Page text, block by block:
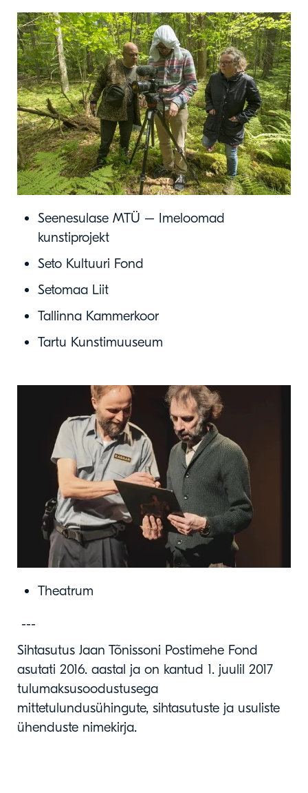
Seenesulase MTÜ – Imeloomad
kunstiprojekt
Seto Kultuuri Fond
Setomaa Liit
Tallinna Kammerkoor
Tartu Kunstimuuseum
Theatrum
---
Sihtasutus Jaan Tõnissoni Postimehe Fond
asutati 2016. aastal ja on kantud 1. juulil 2017
tulumaksusoodustusega
mittetulundusühingute, sihtasutuste ja usuliste
ühenduste nimekirja.